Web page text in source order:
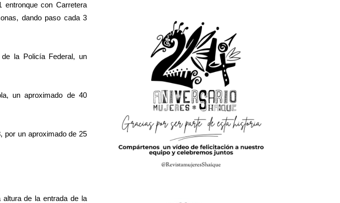
entronque con Carretera
dando paso cada 3
la Policía Federal, un
un aproximado de 40
por un aproximado de 25
de la entrada de la